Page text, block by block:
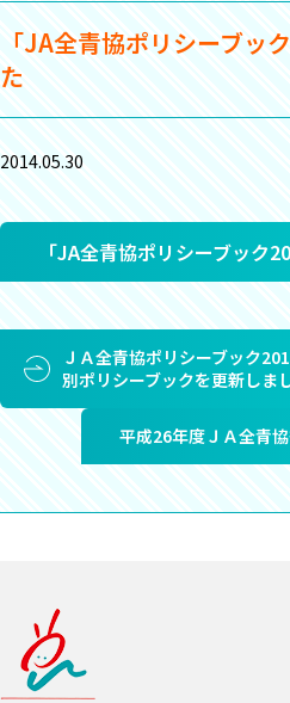
「JA全青協ポリシーブッ
た
2014.05.30
「JA全青協ポリシーブック
ＪＡ全青協ポリシーブック
別ポリシーブックを更新しま
平成26年度ＪＡ全青